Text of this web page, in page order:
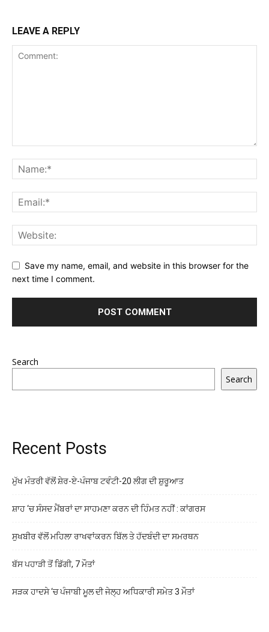
LEAVE A REPLY
Save my name, email, and website in this browser for the
next time I comment.
Search
Search
Recent Posts
ਮੁੱਖ ਮੰਤਰੀ ਵੱਲੋਂ ਸ਼ੇਰ-ਏ-ਪੰਜਾਬ ਟਵੰਟੀ-20 ਲੀਗ ਦੀ ਸ਼ੁਰੂਆਤ
ਸ਼ਾਹ ‘ਚ ਸੰਸਦ ਮੈਂਬਰਾਂ ਦਾ ਸਾਹਮਣਾ ਕਰਨ ਦੀ ਹਿੰਮਤ ਨਹੀਂ : ਕਾਂਗਰਸ
ਸੁਖਬੀਰ ਵੱਲੋਂ ਮਹਿਲਾ ਰਾਖਵਾਂਕਰਨ ਬਿੱਲ ਤੇ ਹੱਦਬੰਦੀ ਦਾ ਸਮਰਥਨ
ਬੱਸ ਪਹਾੜੀ ਤੋਂ ਡਿੱਗੀ, 7 ਮੌਤਾਂ
ਸੜਕ ਹਾਦਸੇ ‘ਚ ਪੰਜਾਬੀ ਮੂਲ ਦੀ ਜੇਲ੍ਹ ਅਧਿਕਾਰੀ ਸਮੇਤ 3 ਮੌਤਾਂ